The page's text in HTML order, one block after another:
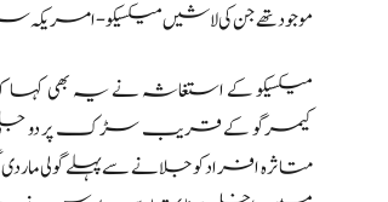
موجود تھے جن کی لاشیں میکسیکو-امریکہ
کیمرگو کے قریب سڑک پر دو جلی
متاثرہ افراد کو جلانے سے پہلے گولی مار